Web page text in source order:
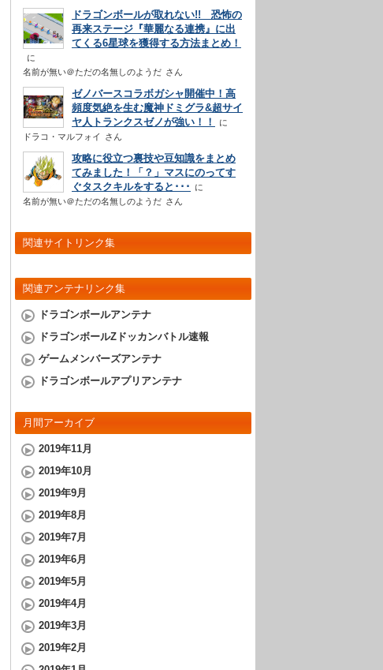
ドラゴンボールが取れない!! 恐怖の
再来ステージ『華麗なる連携』に出
てくる6星球を獲得する方法まとめ！
名前が無い＠ただの名無しのようだ さん
ゼノバースコラボガシャ開催中！高
頻度気絶を生む魔神ドミグラ&超サイ
ヤ人トランクスゼノが強い！！
ドラコ・マルフォイ さん
攻略に役立つ裏技や豆知識をまとめ
てみました！「？」マスにのってす
ぐタスクキルをすると･･･
名前が無い＠ただの名無しのようだ さん
関連サイトリンク集
関連アンテナリンク集
ドラゴンボールアンテナ
ドラゴンボールZドッカンバトル速報
ゲームメンバーズアンテナ
ドラゴンボールアプリアンテナ
月間アーカイブ
2019年11月
2019年10月
2019年9月
2019年8月
2019年7月
2019年6月
2019年5月
2019年4月
2019年3月
2019年2月